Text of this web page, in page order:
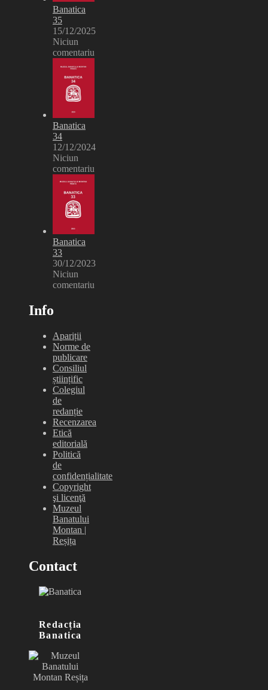
Banatica
35
15/12/2025
Niciun
comentariu
Banatica
34
12/12/2024
Niciun
comentariu
Banatica
33
30/12/2023
Niciun
comentariu
Info
Apariții
Norme de
publicare
Consiliul
științific
Colegiul
de
redanție
Recenzarea
Etică
editorială
Politică
de
confidențialitate
Copyright
şi licenţă
Muzeul
Banatului
Montan |
Reșița
Contact
Redacția
Banatica